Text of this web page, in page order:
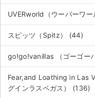
UVERworld（ウーバーワ
スピッツ（Spitz） (44)
go!go!vanillas （ゴーゴー
Fear,and Loathing in Las
グインラスベガス） (136)